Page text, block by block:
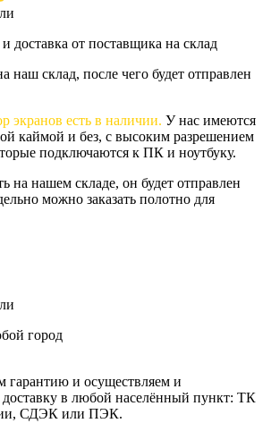
доставка от поставщика на склад
наш склад, после чего будет отправлен
экранов есть в наличии. У нас имеются
каймой и без, с высоким разрешением
подключаются к ПК и ноутбуку.
на нашем складе, он будет отправлен
можно заказать полотно для
город
гарантию и осуществляем и
доставку в любой населённый пункт: ТК
СДЭК или ПЭК.